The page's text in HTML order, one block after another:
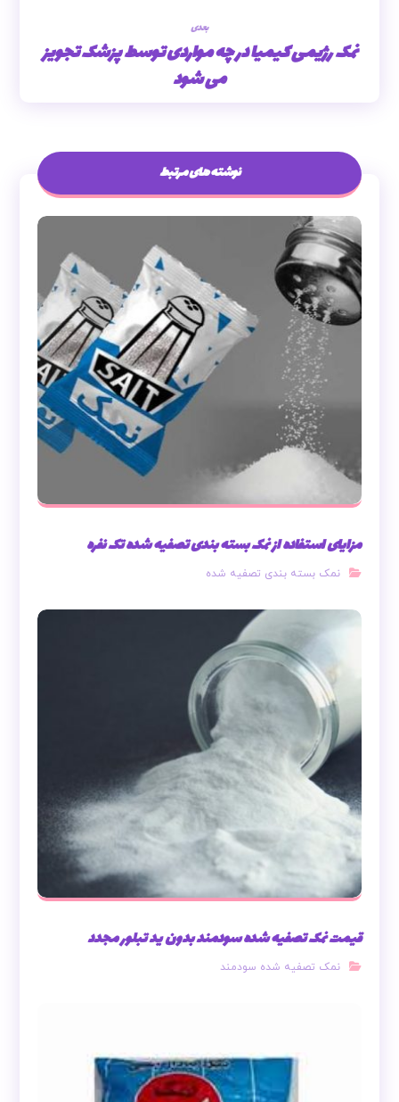
بعدی
نمک رژیمی کیمیا در چه مواردی توسط پزشک تجویز
می شود
نوشته های مرتبط
مزایای استفاده از نمک بسته بندی تصفیه شده تک نفره
نمک بسته بندی تصفیه شده
قیمت نمک تصفیه شده سودمند بدون ید تبلور مجدد
نمک تصفیه شده سودمند